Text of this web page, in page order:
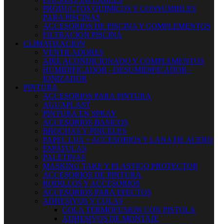
PRODUCTOS QUIMICOS Y CONSUMIBLES
PARA PISCINAS
ACCESORIOS DE PISCINA Y COMPLEMENTOS
FILTRACION PISCINA
CLIMATIZACION
VENTILADORES
AIRE ACONDICIONADO Y COMPLEMENTOS
HUMIDIFICADOR - DESUMIDIFICADOR -
IONIZADOR
PINTURA
ACCESORIOS PARA PINTURA
AGUAPLAST
PINTURA EN SPRAY
ACCESORIOS BASICOS
BROCHAS Y PINCELES
PAPEL LIJA + ACCESORIOS Y LANA DE ACERO
ESPATULAS
PALETINAS
MASKING TAKE Y PLASTICO PROTECTOR
ACCESORIOS DE PINTURA
RODILLOS Y ACCESORIOS
ACCESORIOS PARA EFECTOS
ADHESIVOS Y COLAS
COLA TERMOFUSION CON PISTOLA
ADHESIVOS DE MONTAJE